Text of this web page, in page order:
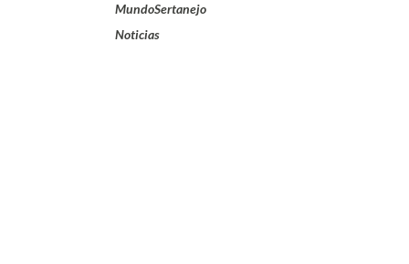
MundoSertanejo
Noticias